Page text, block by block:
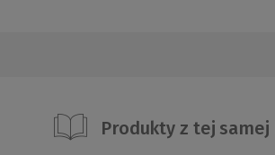
Produkty z tej